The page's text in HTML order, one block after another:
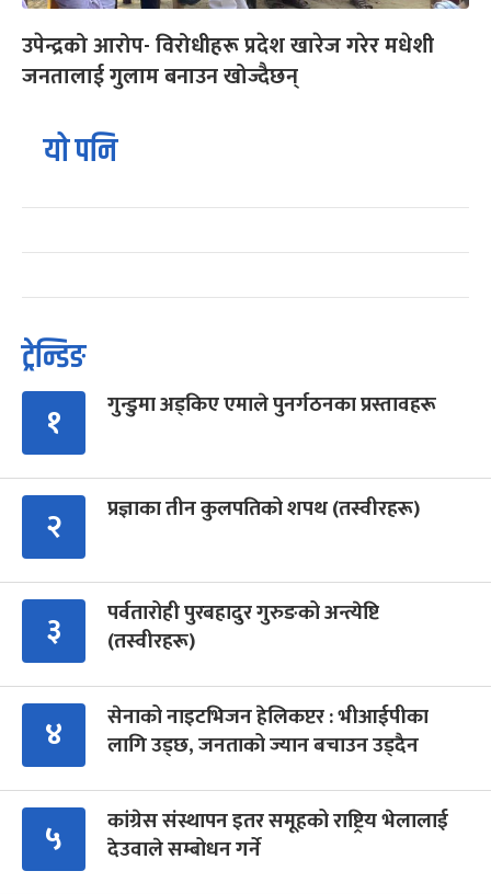
उपेन्द्रको आरोप- विरोधीहरू प्रदेश खारेज गरेर मधेशी
जनतालाई गुलाम बनाउन खोज्दैछन्
यो पनि
ट्रेन्डिङ
१ गुन्डुमा अड्किए एमाले पुनर्गठनका प्रस्तावहरू
२ प्रज्ञाका तीन कुलपतिको शपथ (तस्वीरहरू)
३
पर्वतारोही पुरबहादुर गुरुङको अन्त्येष्टि
(तस्वीरहरू)
४
सेनाको नाइटभिजन हेलिकप्टर : भीआईपीका
लागि उड्छ, जनताको ज्यान बचाउन उड्दैन
५
कांग्रेस संस्थापन इतर समूहको राष्ट्रिय भेलालाई
देउवाले सम्बोधन गर्ने